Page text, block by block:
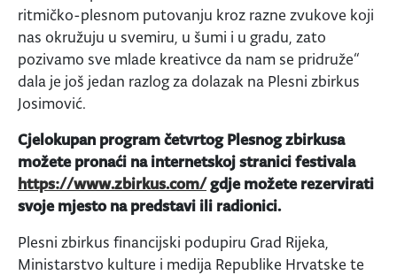
ritmičko-plesnom putovanju kroz razne zvukove koji
nas okružuju u svemiru, u šumi i u gradu, zato
pozivamo sve mlade kreativce da nam se pridruže“
dala je još jedan razlog za dolazak na Plesni zbirkus
Josimović.
Cjelokupan program četvrtog Plesnog zbirkusa
možete pronaći na internetskoj stranici festivala
https://www.zbirkus.com/gdje možete rezervirati
svoje mjesto na predstavi ili radionici.
Plesni zbirkus financijski podupiru Grad Rijeka,
Ministarstvo kulture i medija Republike Hrvatske te